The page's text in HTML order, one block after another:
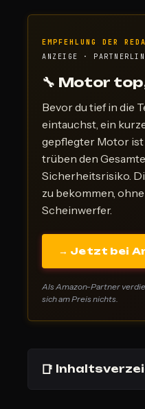
EMPFEHLUNG DER
ANZEIGE ·
🔧 Motor
Bevor du tief in die
eintauchst, ein
gepflegter Motor ist
trüben den
Sicherheitsrisiko.
zu bekommen,
Scheinwerfer.
→ Jetzt bei
Als Amazon-Partner
sich am Preis nichts.
📑